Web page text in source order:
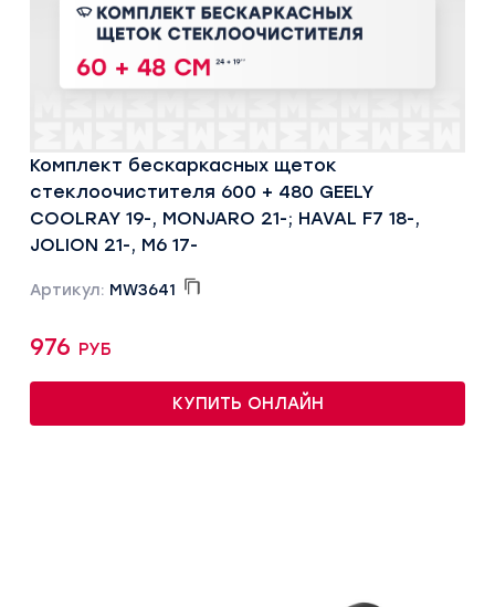
Комплект бескаркасных щеток
стеклоочистителя 600 + 480 GEELY
COOLRAY 19-, MONJARO 21-; HAVAL F7 18-,
JOLION 21-, M6 17-
Артикул: MW3641
976 руб
КУПИТЬ ОНЛАЙН